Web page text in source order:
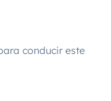
conducir este